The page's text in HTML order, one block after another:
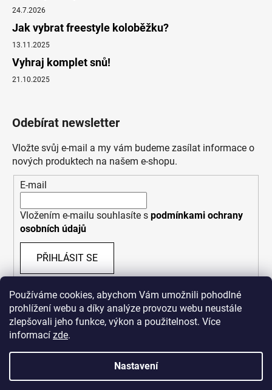
Používáme cookies, abychom Vám umožnili pohodlné
prohlížení webu a díky analýze provozu webu neustále
zlepšovali jeho funkce, výkon a použitelnost. Více
informací zde.
Nastavení
24.7.2026
Jak vybrat freestyle koloběžku?
13.11.2025
Vyhraj komplet snů!
21.10.2025
Odebírat newsletter
Vložte svůj e-mail a my vám budeme zasílat informace o
nových produktech na našem e-shopu.
E-mail
Vložením e-mailu souhlasíte s podmínkami ochrany
osobních údajů
PŘIHLÁSIT SE